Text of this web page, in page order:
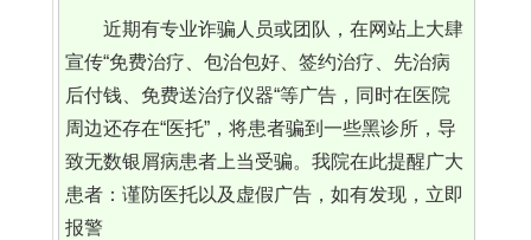
近期有专业诈骗人员或团队，在网站上大肆
宣传“免费治疗、包治包好、签约治疗、先治病
后付钱、免费送治疗仪器“等广告，同时在医院
周边还存在“医托”，将患者骗到一些黑诊所，导
致无数银屑病患者上当受骗。我院在此提醒广大
患者：谨防医托以及虚假广告，如有发现，立即
报警